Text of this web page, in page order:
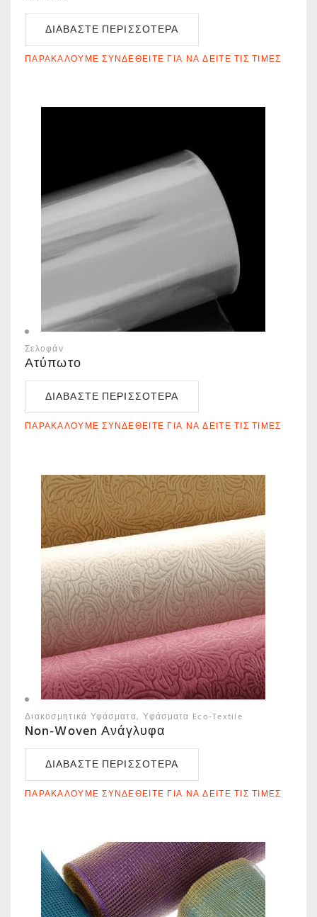
ΔΙΑΒΆΣΤΕ ΠΕΡΙΣΣΌΤΕΡΑ
ΠΑΡΑΚΑΛΟΎΜΕ ΣΥΝΔΕΘΕΊΤΕ ΓΙΑ ΝΑ ΔΕΊΤΕ ΤΙΣ ΤΙΜΈΣ
Σελοφάν
Ατύπωτο
ΔΙΑΒΆΣΤΕ ΠΕΡΙΣΣΌΤΕΡΑ
ΠΑΡΑΚΑΛΟΎΜΕ ΣΥΝΔΕΘΕΊΤΕ ΓΙΑ ΝΑ ΔΕΊΤΕ ΤΙΣ ΤΙΜΈΣ
Διακοσμητικά Υφάσματα Υφάσματα Eco-Textile
Non-Woven Ανάγλυφα
ΔΙΑΒΆΣΤΕ ΠΕΡΙΣΣΌΤΕΡΑ
ΠΑΡΑΚΑΛΟΎΜΕ ΣΥΝΔΕΘΕΊΤΕ ΓΙΑ ΝΑ ΔΕΊΤΕ ΤΙΣ ΤΙΜΈΣ